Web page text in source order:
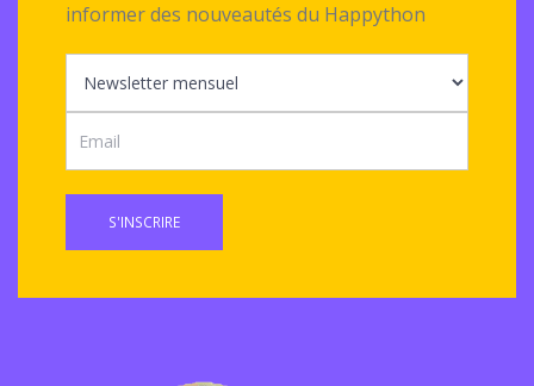
informer des nouveautés du Happython
S'INSCRIRE